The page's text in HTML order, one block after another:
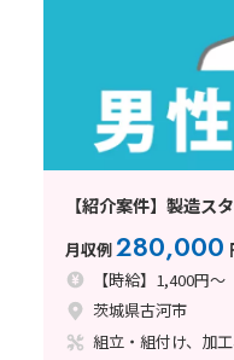
【紹介案件】製造ス
月収例280,000
【時給】1,400円～
茨城県古河市
組立・組付け、加